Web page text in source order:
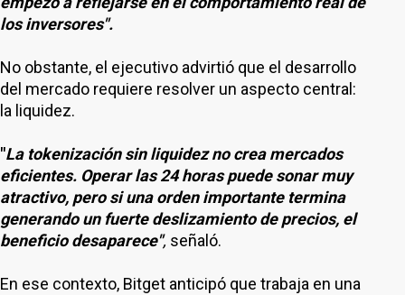
los inversores".
No obstante, el ejecutivo advirtió que el desarrollo
del mercado requiere resolver un aspecto central:
la liquidez.
"La tokenización sin liquidez no crea mercados
eficientes. Operar las 24 horas puede sonar muy
atractivo, pero si una orden importante termina
generando un fuerte deslizamiento de precios, el
beneficio desaparece", señaló.
En ese contexto, Bitget anticipó que trabaja en una